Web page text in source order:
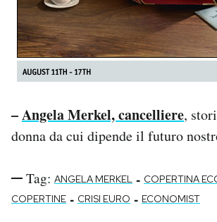
–Angela Merkel, cancelliere,
donna da cui dipende il futuro
Tag: ANGELA MERKEL - COPERTINA
COPERTINE - CRISI EURO - ECONOMIST